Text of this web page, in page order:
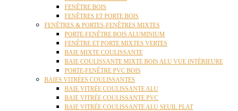
FENÊTRE BOIS
FENÊTRES ET PORTE BOIS
FENÊTRES & PORTES-FENÊTRES MIXTES
PORTE-FENÊTRE BOIS ALUMINIUM
FENÊTRE ET PORTE MIXTES VERTES
BAIE MIXTE COULISSANTE
BAIE COULISSANTE MIXTE BOIS ALU VUE INTÉRIEURE
PORTE-FENÊTRE PVC BOIS
BAIES VITRÉES COULISSANTES
BAIE VITRÉE COULISSANTE ALU
BAIE VITRÉE COULISSANTE PVC
BAIE VITRÉE COULISSANTE ALU SEUIL PLAT